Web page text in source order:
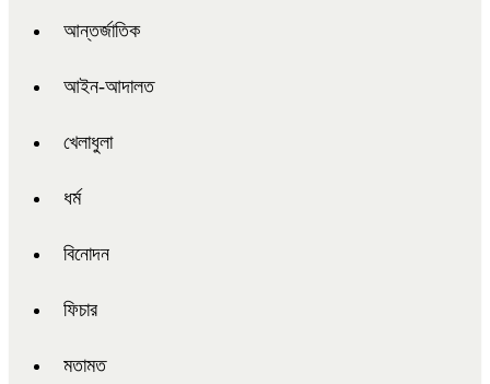
আন্তর্জাতিক
আইন-আদালত
খেলাধুলা
ধর্ম
বিনোদন
ফিচার
মতামত